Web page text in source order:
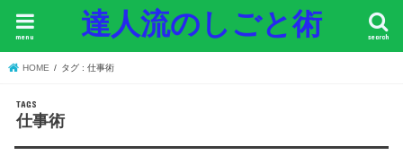
達人流のしごと術 search
menu
HOME タグ : 仕事術
仕事術